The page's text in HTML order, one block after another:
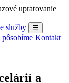
upratovanie
služby
☰
Kontakt
a